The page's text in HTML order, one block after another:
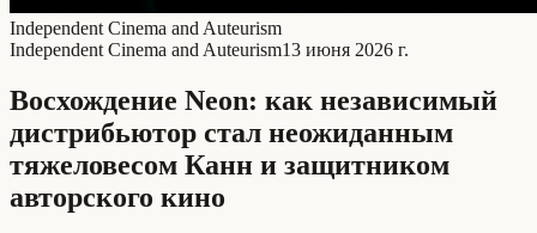
Independent Cinema and Auteurism
Independent Cinema and Auteurism13 июня 2026 г.
Восхождение Neon: как независимый
дистрибьютор стал неожиданным
тяжеловесом Канн и защитником
авторского кино